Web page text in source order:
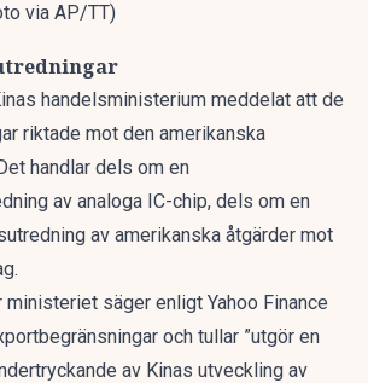
via AP/TT)
handelsministerium meddelat att de
riktade mot den amerikanska
handlar dels om en
av analoga IC-chip, dels om en
av amerikanska åtgärder mot
ministeriet säger enligt Yahoo Finance
och tullar ”utgör en
av Kinas utveckling av